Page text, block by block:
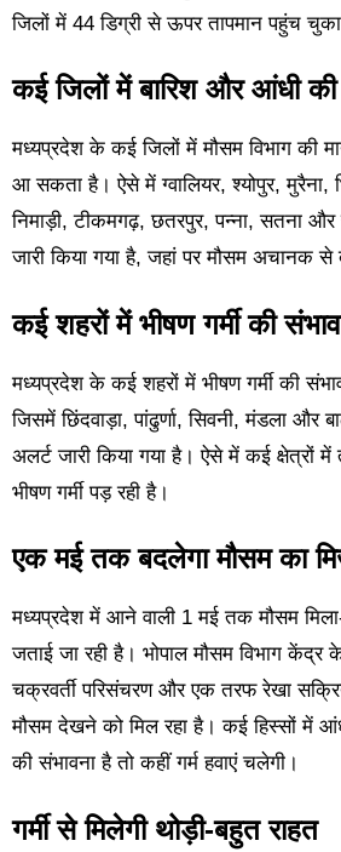
जिलों में 44 डिग्री से ऊपर तापमान पहुंच
कई जिलों में बारिश और आंधी की
मध्यप्रदेश के कई जिलों में मौसम विभाग की
आ सकता है। ऐसे में ग्वालियर, श्योपुर, मुरैना,
निमाड़ी, टीकमगढ़, छतरपुर, पन्ना, सतना और
जारी किया गया है, जहां पर मौसम अचानक
कई शहरों में भीषण गर्मी की
मध्यप्रदेश के कई शहरों में भीषण गर्मी की
जिसमें छिंदवाड़ा, पांढुर्णा, सिवनी, मंडला और
अलर्ट जारी किया गया है। ऐसे में कई क्षेत्रों
भीषण गर्मी पड़ रही है।
एक मई तक बदलेगा मौसम का
मध्यप्रदेश में आने वाली 1 मई तक मौसम
जताई जा रही है। भोपाल मौसम विभाग केंद्र
चक्रवर्ती परिसंचरण और एक तरफ रेखा
मौसम देखने को मिल रहा है। कई हिस्सों में
की संभावना है तो कहीं गर्म हवाएं चलेगी।
गर्मी से मिलेगी थोड़ी-बहुत राहत